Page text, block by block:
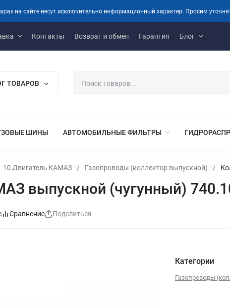
на сайте несут исключительно информационный характер. Просим
Контакты Возврат и обмен Гарантия Блог
ТОВАРОВ
ШИНЫ АВТОМОБИЛЬНЫЕ ФИЛЬТРЫ
10 Двигатель КАМАЗ / Газопроводы (коллектор выпускной) /
выпускной (чугунный)
Сравнение Поделиться
Категории
Газопроводы